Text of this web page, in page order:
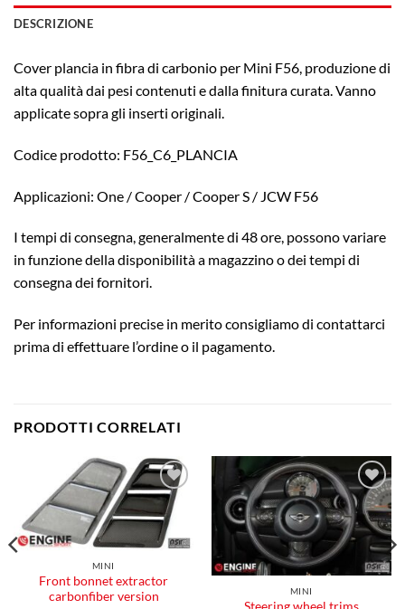
DESCRIZIONE
Cover plancia in fibra di carbonio per Mini F56, produzione di
alta qualità dai pesi contenuti e dalla finitura curata. Vanno
applicate sopra gli inserti originali.
Codice prodotto: F56_C6_PLANCIA
Applicazioni: One / Cooper / Cooper S / JCW F56
I tempi di consegna, generalmente di 48 ore, possono variare
in funzione della disponibilità a magazzino o dei tempi di
consegna dei fornitori.
Per informazioni precise in merito consigliamo di contattarci
prima di effettuare l’ordine o il pagamento.
PRODOTTI CORRELATI
Aggiungi
alla lista
dei
desideri
MINI
Front bonnet extractor
carbonfiber version
Aggiungi
alla lista
dei
desideri
MINI
Steering wheel trims